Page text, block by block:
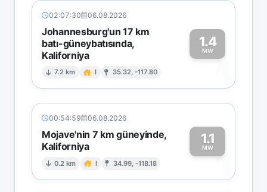
02:07:30 06.08.2026
Johannesburg'un 17 km
batı-güneybatısında,
Kaliforniya
7.2 km I 35.32, -117.80
1.4
MW
1
00:54:59 06.08.2026
Mojave'nin 7 km güneyinde,
Kaliforniya
0.2 km I 34.99, -118.18
1.1
MW1